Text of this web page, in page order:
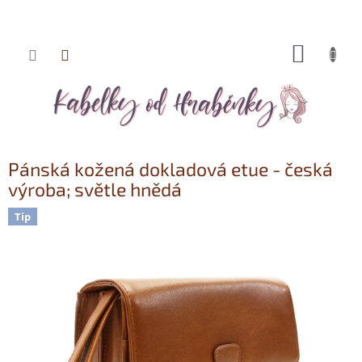
Přejít
Pánská kožená dokladová etue - česká
výroba; světle hnědá
Tip